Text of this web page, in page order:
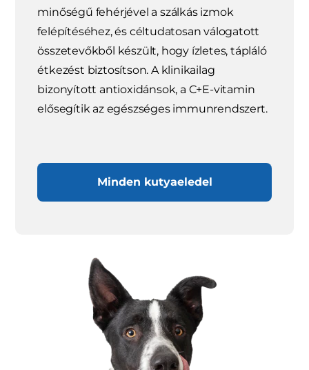
minőségű fehérjével a szálkás izmok
felépítéséhez, és céltudatosan válogatott
összetevőkből készült, hogy ízletes, tápláló
étkezést biztosítson. A klinikailag
bizonyított antioxidánsok, a C+E-vitamin
elősegítik az egészséges immunrendszert.
Minden kutyaeledel